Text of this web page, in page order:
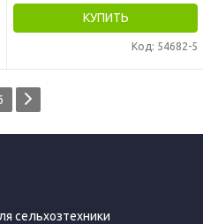
КУПИТЬ
Код: 54682-5
сельхозтехники